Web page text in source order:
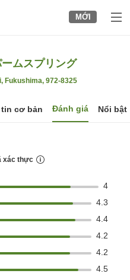
MỚI
ムスプリング
Fukushima, 972-8325
cơ bản Đánh giá Nổi bật
xác thực
4
4.3
4.4
4.2
4.2
4.5